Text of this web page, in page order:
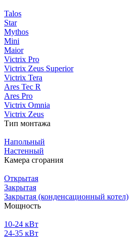
Talos
Star
Mythos
Mini
Maior
Victrix Pro
Victrix Zeus Superior
Victrix Tera
Ares Tec R
Ares Pro
Victrix Omnia
Victrix Zeus
Тип монтажа
Напольный
Настенный
Камера сгорания
Открытая
Закрытая
Закрытая (конденсационный котел)
Мощность
10-24 кВт
24-35 кВт